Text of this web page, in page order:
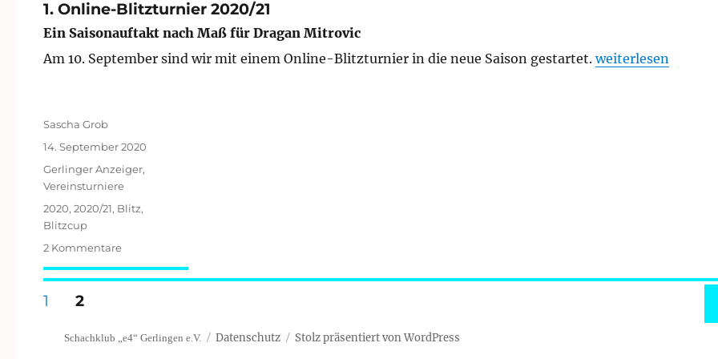
(27.09.2020)
1. Online-Blitzturnier 2020/21
Ein Saisonauftakt nach Maß für Dragan Mitrovic
Am 10. September sind wir mit einem Online-Blitzturnier in die neue Saison gestartet.„1. Online-
weiterlesen
Autor
Sascha Grob
Veröffentlicht
am
14. September 2020
Kategorien
Gerlinger Anzeiger,
Vereinsturniere
Schlagwörter
2020, 2020/21, Blitz,
Blitzcup
2 Kommentarezu
1.
Online-
Seitennummerierung
der
SEITE
1 SEITE
2
Schachklub „e4“ Gerlingen e.V. Datenschutz Stolz präsentiert von WordPress